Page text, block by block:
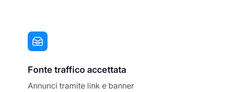
Fonte traffico accettata
Annunci tramite link e banner